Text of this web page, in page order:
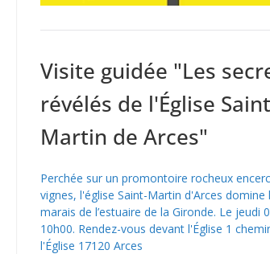
Visite guidée "Les
révélés de l'Église
Martin de Arces"
Perchée sur un promontoire rocheux
vignes, l'église Saint-Martin d'Arces domine
marais de l’estuaire de la Gironde. Le jeudi
10h00. Rendez-vous devant l'Église 1
l'Église 17120 Arces